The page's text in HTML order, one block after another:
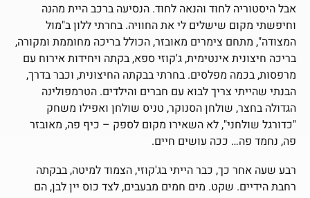
אבל היסטוריה לחוד והנאה לחוד. הנסיעה ברכב היית מהנה
וחיפשתי מקום שישלים לי את החוויה. בחרתי ללון ב"מול
המצודה", מתחם צימרים מאובזר, הכולל בריכה מחוממת ומקורה,
בריכה חיצונית אינטימית, ג'קוזי ספא, בקתה ויחידות אירוח עם
מרפסות, בכמה מפלסים. בחרתי בבקתה החיצונית, וכבר בדרך,
הבנתי שהייתי צריך לבוא עם חברים והילדים. הטרמפולינה
הגדולה בחצר, שולחן הסנוקר, טניס שולחן ואפילו משחק
"כדורגל שולחני", לא השאירו מקום לספק – כיף פה, מאובזר
פה, נחמד פה… ככה עושים חיים.
רבע שעה אחר כך, כבר הייתי בג'קוזי, הצמוד למיטה, בבקתה
רחבת הידיים. שקט. מים חמים מבעבים, לצד כוס יין לבן, הם